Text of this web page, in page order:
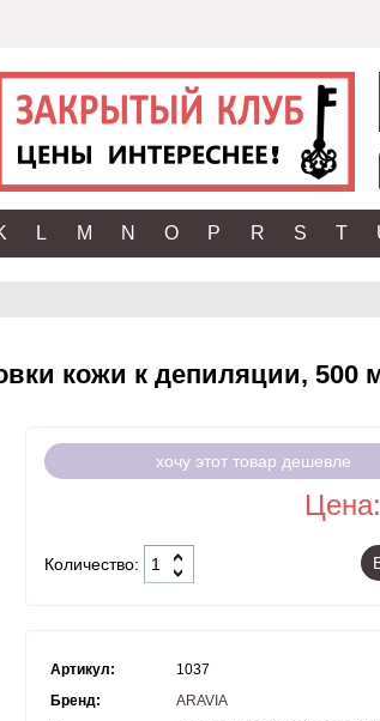
L M N O P R S T
кожи к депиляции, 500
хочу этот товар дешевле
Количество:
Артикул:
1037
Бренд:
ARAVIA